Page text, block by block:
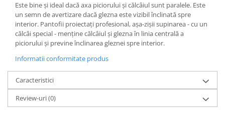
Este bine și ideal dacă axa piciorului și călcâiul sunt paralele. Este
un semn de avertizare dacă glezna este vizibil înclinată spre
interior. Pantofii proiectați profesional, așa-zișii supinarea - cu un
călcâi special - menține călcâiul și glezna în linia centrală a
piciorului și previne înclinarea gleznei spre interior.
Informatii conformitate produs
Caracteristici
Review-uri(0)